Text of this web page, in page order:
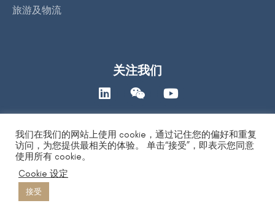
旅游及物流
关注我们
联络我们
著作权保护声明
by DYXnet 第一线有限公司. All Right Reserved. 版权所有 不得转载
我们在我们的网站上使用 cookie，通过记住您的偏好和重复
访问，为您提供最相关的体验。 单击“接受”，即表示您同意
使用所有 cookie。
Cookie 设定
接受